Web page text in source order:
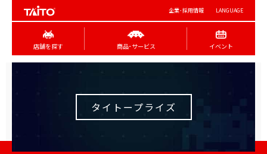
企業･採用情報 LANGUAGE
店舗を探す 商品･サービス イベント
タイトープライズ